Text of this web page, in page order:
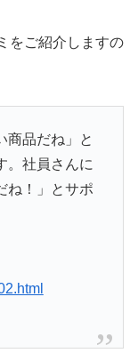
をご紹介しますの
商品だね」と
。社員さんに
ね！」とサポ